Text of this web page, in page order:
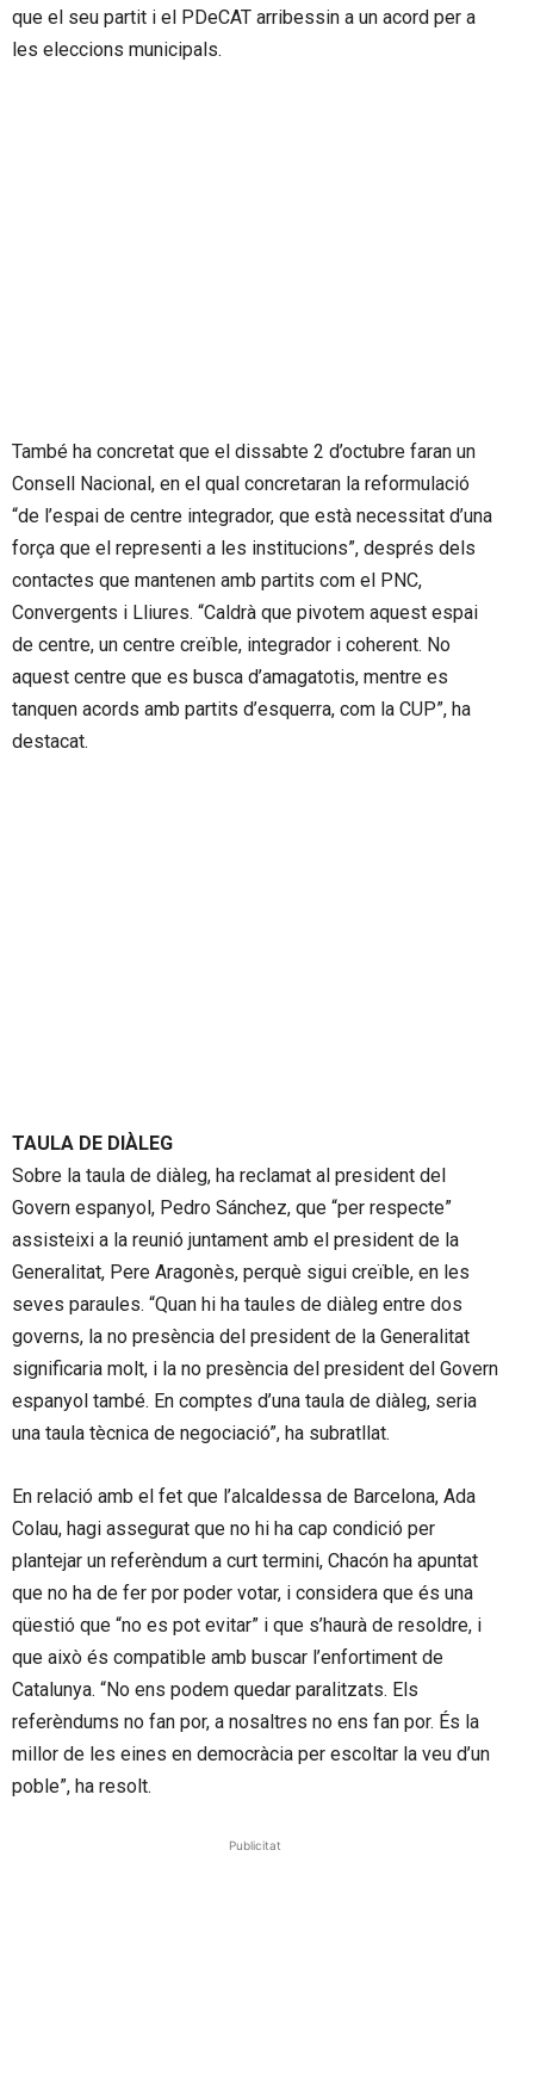
que el seu partit i el PDeCAT arribessin a un acord per a
les eleccions municipals.
També ha concretat que el dissabte 2 d’octubre faran un
Consell Nacional, en el qual concretaran la reformulació
“de l’espai de centre integrador, que està necessitat d’una
força que el representi a les institucions”, després dels
contactes que mantenen amb partits com el PNC,
Convergents i Lliures. “Caldrà que pivotem aquest espai
de centre, un centre creïble, integrador i coherent. No
aquest centre que es busca d’amagatotis, mentre es
tanquen acords amb partits d’esquerra, com la CUP”, ha
destacat.
TAULA DE DIÀLEG
Sobre la taula de diàleg, ha reclamat al president del
Govern espanyol, Pedro Sánchez, que “per respecte”
assisteixi a la reunió juntament amb el president de la
Generalitat, Pere Aragonès, perquè sigui creïble, en les
seves paraules. “Quan hi ha taules de diàleg entre dos
governs, la no presència del president de la Generalitat
significaria molt, i la no presència del president del Govern
espanyol també. En comptes d’una taula de diàleg, seria
una taula tècnica de negociació”, ha subratllat.
En relació amb el fet que l’alcaldessa de Barcelona, Ada
Colau, hagi assegurat que no hi ha cap condició per
plantejar un referèndum a curt termini, Chacón ha apuntat
que no ha de fer por poder votar, i considera que és una
qüestió que “no es pot evitar” i que s’haurà de resoldre, i
que això és compatible amb buscar l’enfortiment de
Catalunya. “No ens podem quedar paralitzats. Els
referèndums no fan por, a nosaltres no ens fan por. És la
millor de les eines en democràcia per escoltar la veu d’un
poble”, ha resolt.
Publicitat